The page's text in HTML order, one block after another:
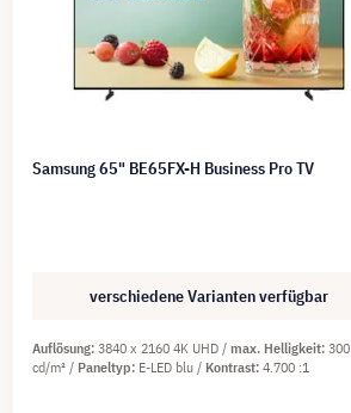
Samsung 65" BE65FX-H Business Pro TV
verschiedene Varianten verfügbar
Auflösung 3840 x 2160 4K UHD max. Helligkeit 300
cd/m²
Paneltyp E-LED blu Kontrast 4.700 :1